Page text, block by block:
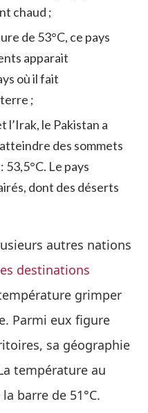
chaud ;
de 53°C, ce pays
apparait
où il fait
;
l’Irak, le Pakistan a
des sommets
Le pays
dont des déserts
autres nations
destinations
grimper
Parmi eux figure
sa géographie
température au
barre de 51°C.